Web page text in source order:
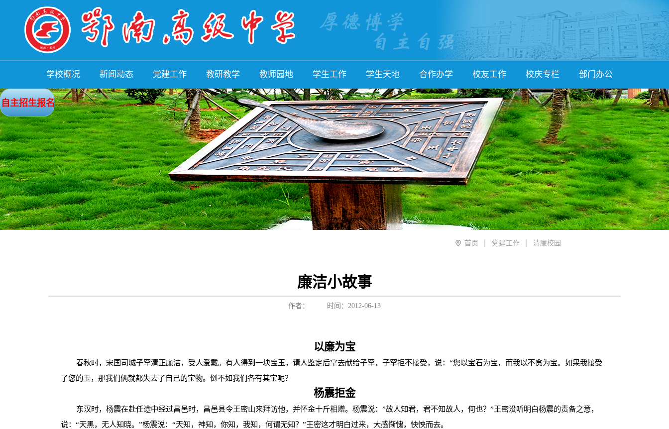
学校概况
学校简介
管理团队
规章制度
办学成果
校园环境
新闻动态
领导关怀
教育政策
校园新闻
媒体报道
通知公告
党建工作
理论学习
党建活动
行风建设
清廉校园
五个建设
教研教学
教研活动
教师培训
教学活动
教学成果
教师评价
教师园地
教师队伍
名师风采
教师文章
教师荣誉
教师论坛
学生工作
招生工作
班级管理
德育论坛
体育美育
家校合作
学生天地
学子风采
学生活动
学生社团
学生作品
学生荣誉
合作办学
国际部简介
国内合作
校际交流
国际交流
名校研究
校友工作
校友会简介
校友活动
校友文章
知名校友
校友讲坛
校庆专栏
校庆动态
校友登记
校友捐赠
捐赠公示
部门办公
党政办
课程管理处
教师发展处
学生发展处
校团委
体卫艺处
后勤服务处
妇委会
校友办
自主招生报名
首页 党建工作 清廉校园
廉洁小故事
作者： 时间：2012-06-13
以廉为宝
春秋时，宋国司城子罕清正廉洁，受人爱戴。有人得到一块宝玉，请人鉴定后拿去献给子罕，子罕拒不接受，说： “您以宝石为宝，而我以不贪为宝。如果我接受
了您的玉，那我们俩就都失去了自己的宝物。倒不如我们各有其宝呢？
杨震拒金
东汉时，杨震在赴任途中经过昌邑时，昌邑县令王密山来拜访他，并怀金十斤相赠。杨震说： ”故人知君，君不知故人，何也？ ”王密没听明白杨震的责备之意，
说： “天黑，无人知晓。 ”杨震说： “天知，神知，你知，我知，何谓无知？ ”王密这才明白过来，大感惭愧，怏怏而去。